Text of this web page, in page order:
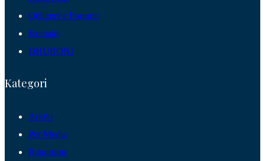
Qëllimet e Forumit
Kontakt
DHURONI
Kategori
Arkivi
Per Media
Raportime